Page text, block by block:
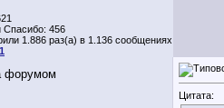
Спасибо: 456
1.886 раз(а) в 1.136 сообщениях
1
Цитата: